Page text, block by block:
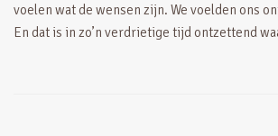
voelen wat de wensen zijn. We voelden ons
En dat is in zo’n verdrietige tijd ontzettend